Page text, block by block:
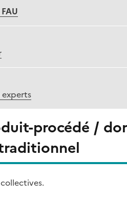
experts
procédé /